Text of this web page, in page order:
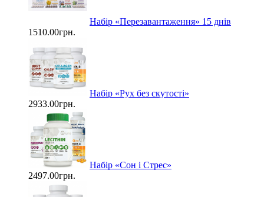
Набір «Перезавантаження» 15 днів
1510.00грн.
Набір «Рух без скутості»
2933.00грн.
Набір «Сон і Стрес»
2497.00грн.